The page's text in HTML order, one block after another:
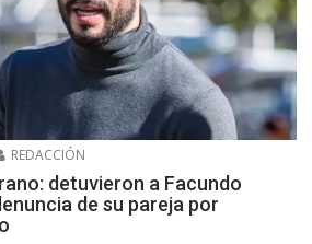
REDACCIÓN
detuvieron a Facundo
de su pareja por